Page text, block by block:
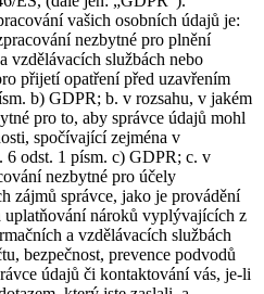
vašich osobních údajů je:
nezbytné pro plnění
vzdělávacích službách nebo
přijetí opatření před uzavřením
b) GDPR; b. v rozsahu, v jakém
pro to, aby správce údajů mohl
spočívající zejména v
6 odst. 1 písm. c) GDPR; c. v
nezbytné pro účely
zájmů správce, jako je provádění
uplatňování nároků vyplývajících z
a vzdělávacích službách
bezpečnost, prevence podvodů
údajů či kontaktování vás, je-li